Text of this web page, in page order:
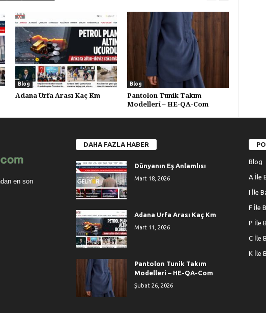
Blog
Adana Urfa Arası Kaç Km
Blog
Pantolon Tunik Takım
Modelleri – HE-QA-Com
en son
DAHA FAZLA HABER
Dünyanın Eş Anlamlısı
Mart 18, 2026
Adana Urfa Arası Kaç Km
Mart 11, 2026
Pantolon Tunik Takım
Modelleri – HE-QA-Com
Şubat 26, 2026
Blog
A İle
I İle
F İle
P İle
C İle
K İle